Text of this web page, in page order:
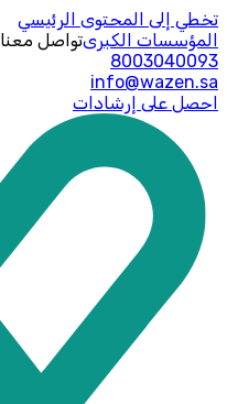
تخطي إلى المحتوى الرئيسي
المؤسسات الكبرى: تواصل معنا
8003040093
info@wazen.sa
احصل على إرشادات